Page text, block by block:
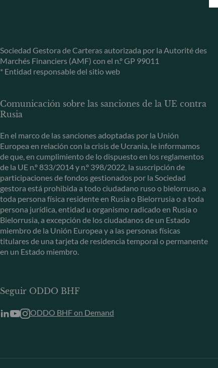
Sociedad Gestora de Carteras autorizada por la Autorité des
Marchés Financiers (AMF) con el n.º GP 99011
* Entidad responsable del sitio web
Comunicación sobre las sanciones de la UE contra
Rusia
En el marco de las sanciones adoptadas por la Unión
Europea en relación con la crisis de Ucrania, le informamos
de que, en cumplimiento de lo dispuesto en los reglamentos
de la UE n.º 833/2014 y n.º 398/2022, la suscripción de
participaciones de fondos gestionados por la Sociedad
gestora está prohibida a todo ciudadano ruso o bielorruso, a
toda persona física residente en Rusia o Bielorrusia o a toda
persona jurídica, entidad u organismo radicado en Rusia o
Bielorrusia, a excepción de los ciudadanos de un Estado
miembro de la Unión Europea y a las personas físicas
titulares de una tarjeta de residencia temporal o permanente
en un Estado miembro.
Seguir ODDO BHF
ODDO BHF on Demand